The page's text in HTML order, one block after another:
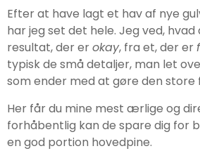
Efter at have lagt et hav af nye
har jeg set det hele. Jeg ved,
resultat, der erokay, fra et, der er
typisk de små detaljer, man let
som ender med at gøre den store
Her får du mine mest ærlige og
forhåbentlig kan de spare dig for
en god portion hovedpine.